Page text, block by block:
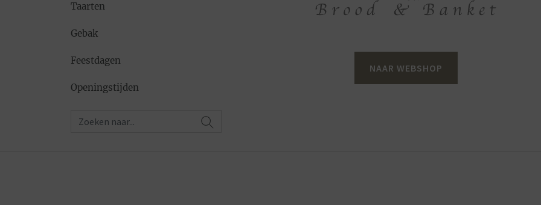
Taarten
Gebak
Feestdagen
Openingstijden
NAAR WEBSHOP